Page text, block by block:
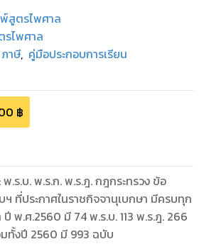
สูตรไพศาล
รไพศาล
าษี, คู่มือประกอบการเรียน
฿
ร.บ. พ.ร.ก. พ.ร.ฎ. กฎกระทรวง ข้อ
ฯ ที่ประกาศในราชกิจจานุเบกษา มีครบทุก
พ.ศ.2560 มี 74 พ.ร.บ. 113 พ.ร.ฎ. 266
ทั้งปี 2560 มี 993 ฉบับ